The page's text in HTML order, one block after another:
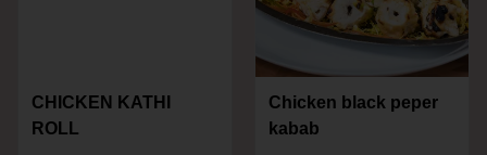
CHICKEN KATHI
ROLL
Chicken black peper
kabab